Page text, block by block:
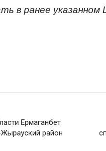
в ранее указанном
Ермаганбет
Жырауский район